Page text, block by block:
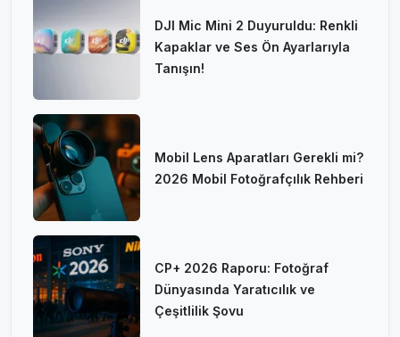
DJI Mic Mini 2 Duyuruldu: Renkli
Kapaklar ve Ses Ön Ayarlarıyla
Tanışın!
Mobil Lens Aparatları Gerekli mi?
2026 Mobil Fotoğrafçılık Rehberi
CP+ 2026 Raporu: Fotoğraf
Dünyasında Yaratıcılık ve
Çeşitlilik Şovu